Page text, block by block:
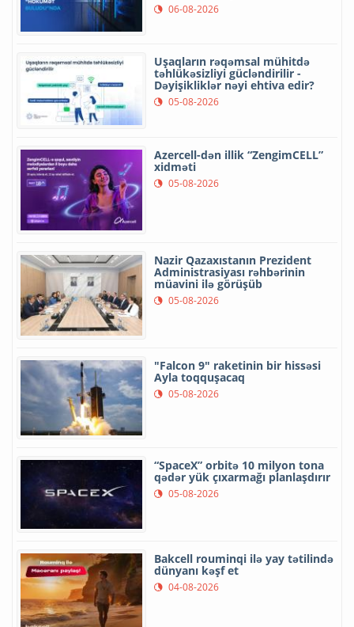
06-08-2026
Uşaqların rəqəmsal mühitdə
təhlükəsizliyi gücləndirilir -
Dəyişikliklər nəyi ehtiva edir?
05-08-2026
Azercell-dən illik “ZengimCELL”
xidməti
05-08-2026
Nazir Qazaxıstanın Prezident
Administrasiyası rəhbərinin
müavini ilə görüşüb
05-08-2026
"Falcon 9" raketinin bir hissəsi
Ayla toqquşacaq
05-08-2026
“SpaceX” orbitə 10 milyon tona
qədər yük çıxarmağı planlaşdırır
05-08-2026
Bakcell rouminqi ilə yay tətilində
dünyanı kəşf et
04-08-2026